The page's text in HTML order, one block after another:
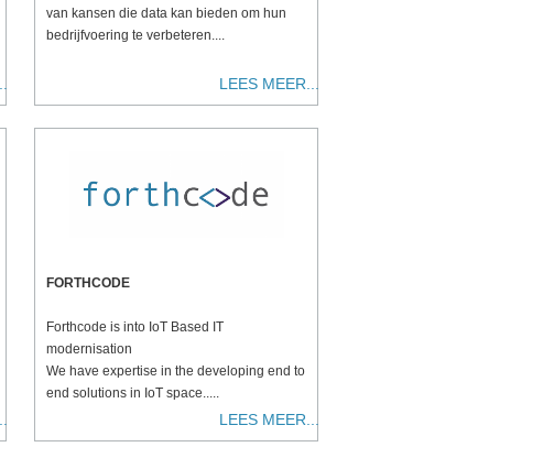
van kansen die data kan bieden om hun
bedrijfvoering te verbeteren....
LEES MEER...
FORTHCODE
Forthcode is into IoT Based IT
modernisation
We have expertise in the developing end to
end solutions in IoT space.....
LEES MEER...